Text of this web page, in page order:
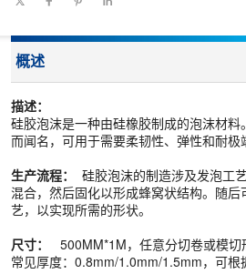
（天）
概述
描述：
硅胶泡沫是一种由硅橡胶制成的泡沫材
而闻名，可用于需要柔韧性、弹性和耐极
生产流程： 硅胶泡沫的制造涉及发泡工
混合，然后固化以形成蜂窝状结构。随
艺，以实现所需的形状。
尺寸：
500MM*1M，任意分切卷或模切
常见厚度：0.8mm/1.0mm/1.5mm，可根